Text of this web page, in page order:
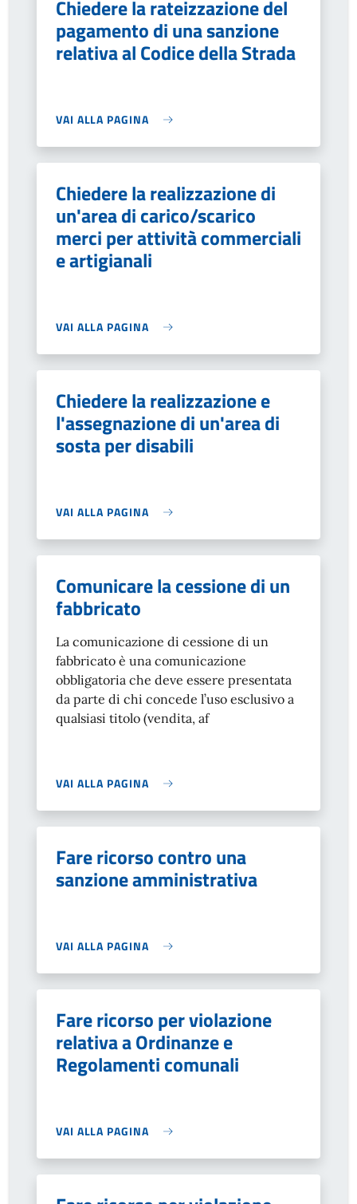
Chiedere la rateizzazione del
pagamento di una sanzione
relativa al Codice della Strada
VAI ALLA PAGINA
Chiedere la realizzazione di
un'area di carico/scarico
merci per attività commerciali
e artigianali
VAI ALLA PAGINA
Chiedere la realizzazione e
l'assegnazione di un'area di
sosta per disabili
VAI ALLA PAGINA
Comunicare la cessione di un
fabbricato
La comunicazione di cessione di un
fabbricato è una comunicazione
obbligatoria che deve essere presentata
da parte di chi concede l’uso esclusivo a
qualsiasi titolo (vendita, af
VAI ALLA PAGINA
Fare ricorso contro una
sanzione amministrativa
VAI ALLA PAGINA
Fare ricorso per violazione
relativa a Ordinanze e
Regolamenti comunali
VAI ALLA PAGINA